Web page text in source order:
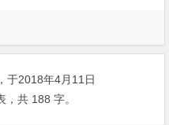
于2018年4月11日
，共 188 字。